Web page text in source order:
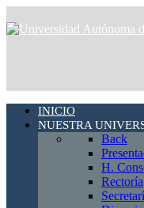
INICIO
NUESTRA
Back
H.
Rectoría